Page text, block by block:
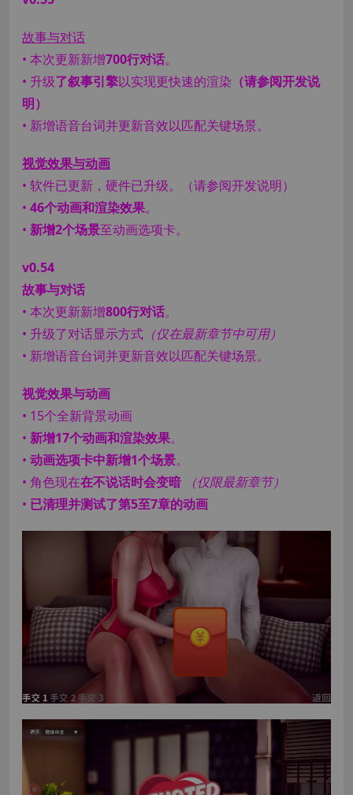
故事与对话
• 本次更新新增700行对话。
• 升级了叙事引擎以实现更快速的渲染 （请参阅开发说
明）
• 新增语音台词并更新音效以匹配关键场景。
视觉效果与动画
• 软件已更新，硬件已升级。（请参阅开发说明）
• 46个动画和渲染效果。
• 新增2个场景至动画选项卡。
v0.54
故事与对话
• 本次更新新增800行对话。
• 升级了对话显示方式 （仅在最新章节中可用）
• 新增语音台词并更新音效以匹配关键场景。
视觉效果与动画
• 15个全新背景动画
• 新增17个动画和渲染效果。
• 动画选项卡中新增1个场景。
• 角色现在在不说话时会变暗
（仅限最新章节）
• 已清理并测试了第5至7章的动画